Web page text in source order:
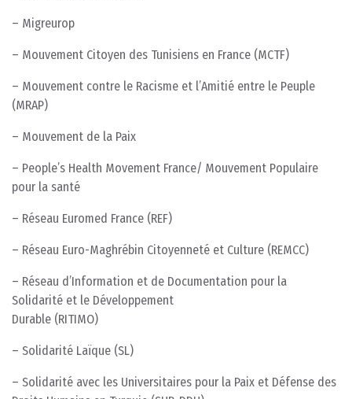
– Migreurop
– Mouvement Citoyen des Tunisiens en France (MCTF)
– Mouvement contre le Racisme et l’Amitié entre le Peuple
(MRAP)
– Mouvement de la Paix
– People’s Health Movement France/ Mouvement Populaire
pour la santé
– Réseau Euromed France (REF)
– Réseau Euro-Maghrébin Citoyenneté et Culture (REMCC)
– Réseau d’Information et de Documentation pour la
Solidarité et le Développement
Durable (RITIMO)
– Solidarité Laïque (SL)
– Solidarité avec les Universitaires pour la Paix et Défense des